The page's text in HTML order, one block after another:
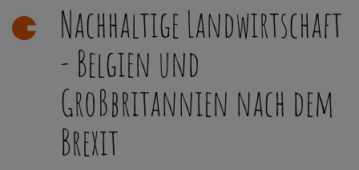
Nachhaltige Landwirtschaft
- Belgien und
Großbritannien nach dem
Brexit